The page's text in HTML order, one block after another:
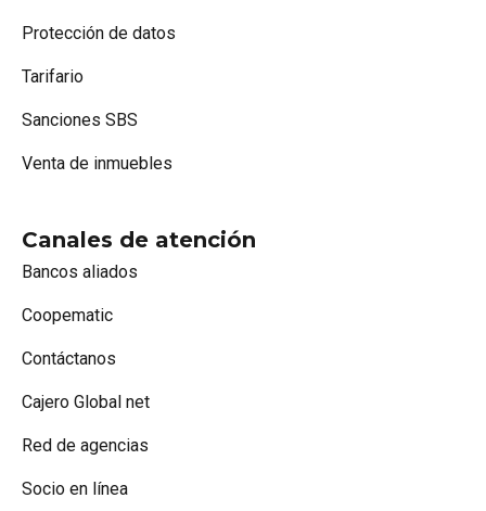
Protección de datos
Tarifario
Sanciones SBS
Venta de inmuebles
Canales de atención
Bancos aliados
Coopematic
Contáctanos
Cajero Global net
Red de agencias
Socio en línea